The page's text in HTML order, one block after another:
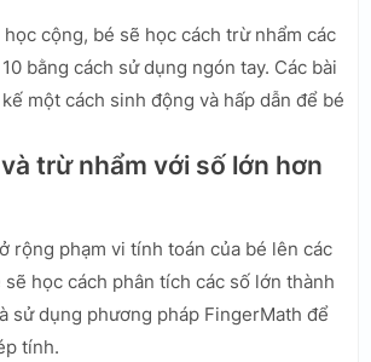
cộng, bé sẽ học cách trừ nhẩm các
bằng cách sử dụng ngón tay. Các bài
một cách sinh động và hấp dẫn để bé
trừ nhẩm với số lớn hơn
rộng phạm vi tính toán của bé lên các
sẽ học cách phân tích các số lớn thành
sử dụng phương pháp FingerMath để
tính.